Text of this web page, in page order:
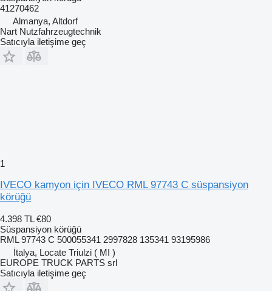
41270462
Almanya, Altdorf
Nart Nutzfahrzeugtechnik
Satıcıyla iletişime geç
1
IVECO kamyon için IVECO RML 97743 C süspansiyon
körüğü
4.398 TL €80
Süspansiyon körüğü
RML 97743 C 500055341 2997828 135341 93195986
İtalya, Locate Triulzi ( MI )
EUROPE TRUCK PARTS srl
Satıcıyla iletişime geç